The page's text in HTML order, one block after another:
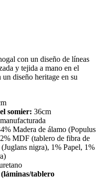
con un diseño de líneas
y tejida a mano en el
diseño heritage en su
somier: 36cm
Madera de álamo (Populus
MDF (tablero de fibra de
nigra), 1% Papel, 1%
tablero